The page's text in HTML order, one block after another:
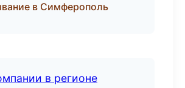
в Симферополь
в регионе